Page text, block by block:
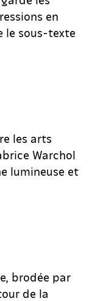
en
le sous-texte
les arts
Warchol
lumineuse et
brodée par
de la